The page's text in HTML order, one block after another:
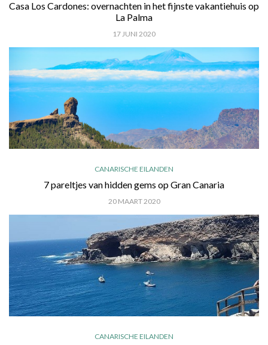
Casa Los Cardones: overnachten in het fijnste vakantiehuis op
La Palma
17 JUNI 2020
CANARISCHE EILANDEN
7 pareltjes van hidden gems op Gran Canaria
20 MAART 2020
CANARISCHE EILANDEN